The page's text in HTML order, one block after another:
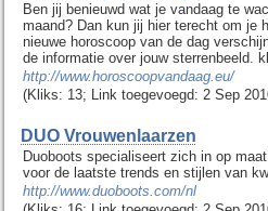
Ben jij benieuwd wat je vandaag te
maand? Dan kun jij hier terecht om je
nieuwe horoscoop van de dag
de informatie over jouw sterrenbeeld.
http://www.horoscoopvandaag.eu/
(Kliks: 13; Link toegevoegd: 2 Sep
DUO Vrouwenlaarzen
Duoboots specialiseert zich in op
voor de laatste trends en stijlen van
http://www.duoboots.com/nl